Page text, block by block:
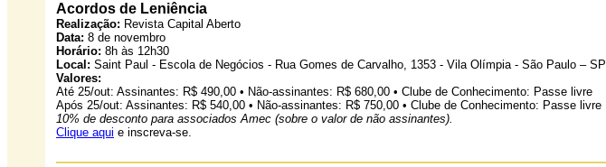
Acordos de Leniência
Realização: Revista Capital Aberto
Data: 8 de novembro
Horário: 8h às 12h30
Local: Saint Paul - Escola de Negócios - Rua Gomes de Carvalho, 1353 - Vila Olímpia - São Paulo – SP
Valores:
Até 25/out: Assinantes: R$ 490,00 • Não-assinantes: R$ 680,00 • Clube de Conhecimento: Passe livre
Após 25/out: Assinantes: R$ 540,00 • Não-assinantes: R$ 750,00 • Clube de Conhecimento: Passe livre
10% de desconto para associados Amec (sobre o valor de não assinantes).
Clique aqui e inscreva-se.